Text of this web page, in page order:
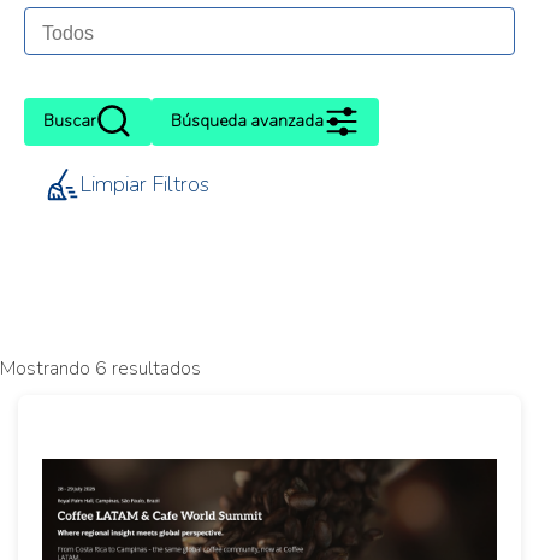
Buscar Búsqueda avanzada
Limpiar Filtros
Mostrando 6 resultados